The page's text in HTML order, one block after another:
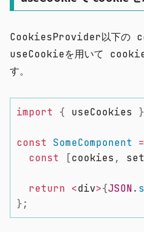
CookiesProvider以下の
useCookieを用いて
す。
import { useCookies }
const SomeComponent =
const
[cookies ,
return <div>{JSON.
};